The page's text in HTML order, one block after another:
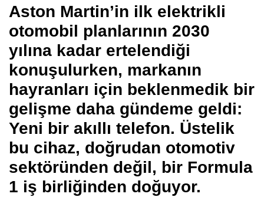
Aston Martin’in ilk elektrikli
otomobil planlarının 2030
yılına kadar ertelendiği
konuşulurken, markanın
hayranları için beklenmedik bir
gelişme daha gündeme geldi:
Yeni bir akıllı telefon. Üstelik
bu cihaz, doğrudan otomotiv
sektöründen değil, bir Formula
1 iş birliğinden doğuyor.